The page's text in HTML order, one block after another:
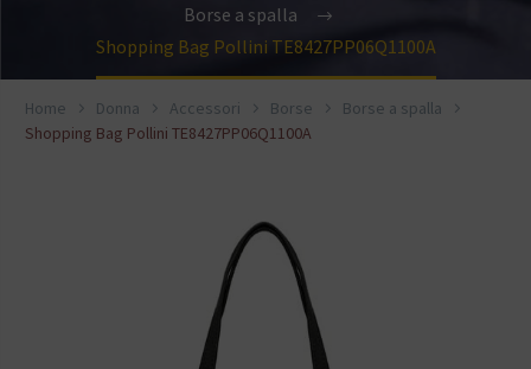
Borse a spalla
Shopping Bag Pollini TE8427PP06Q1100A
Home Donna Accessori Borse
Borse a spalla
Shopping Bag Pollini TE8427PP06Q1100A